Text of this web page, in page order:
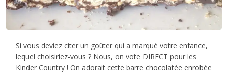
Si vous deviez citer un goûter qui a marqué votre enfance,
lequel choisiriez-vous ? Nous, on vote DIRECT pour les
Kinder Country ! On adorait cette barre chocolatée enrobée